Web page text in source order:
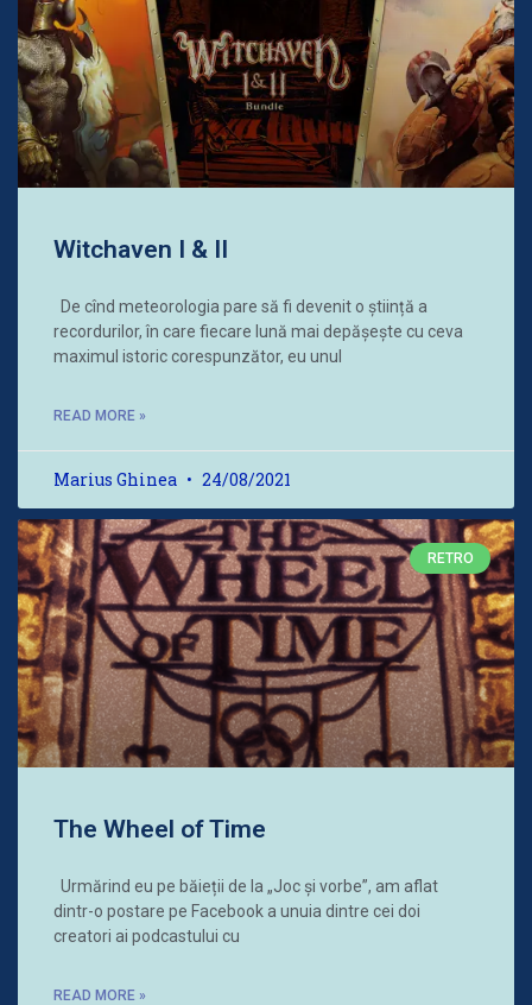
Witchaven I & II
De cînd meteorologia pare să fi devenit o știință a
recordurilor, în care fiecare lună mai depășește cu ceva
maximul istoric corespunzător, eu unul
READ MORE »
Marius Ghinea 24/08/2021
RETRO
The Wheel of Time
Urmărind eu pe băieții de la „Joc și vorbe”, am aflat
dintr-o postare pe Facebook a unuia dintre cei doi
creatori ai podcastului cu
READ MORE »